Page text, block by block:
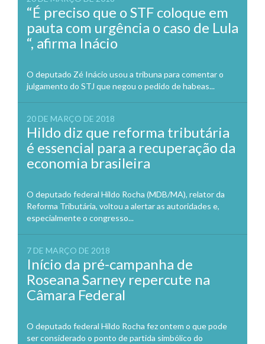
“É preciso que o STF coloque em
pauta com urgência o caso de Lula
“, afirma Inácio
O deputado Zé Inácio usou a tribuna para comentar o
julgamento do STJ que negou o pedido de habeas...
20 DE MARÇO DE 2018
Hildo diz que reforma tributária
é essencial para a recuperação da
economia brasileira
O deputado federal Hildo Rocha (MDB/MA), relator da
Reforma Tributária, voltou a alertar as autoridades e,
especialmente o congresso...
7 DE MARÇO DE 2018
Início da pré-campanha de
Roseana Sarney repercute na
Câmara Federal
O deputado federal Hildo Rocha fez ontem o que pode
ser considerado o ponto de partida simbólico do